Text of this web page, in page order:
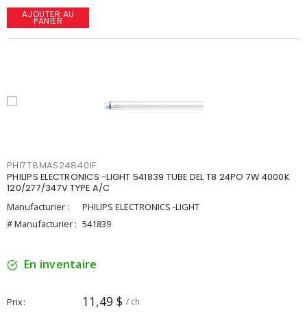
AJOUTER AU
PANIER
PHI7T8MAS24840IF
PHILIPS ELECTRONICS -LIGHT 541839 TUBE DEL T8 24PO 7W 4000K
120/277/347V TYPE A/C
Manufacturier :
PHILIPS ELECTRONICS -LIGHT
# Manufacturier : 541839
En inventaire
Prix 11,49 $ / ch